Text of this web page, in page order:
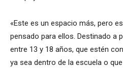
«Este es un espacio más, pero
pensado para ellos. Destinado a
entre 13 y 18 años, que estén
ya sea dentro de la escuela o